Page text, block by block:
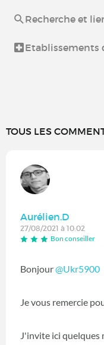
Recherche et
Etablissements
TOUS LES
Aurélien.D
27/08/2021 à 10:02
Bon conseiller
Bonjour@Ukr5900
Je vous remercie
J'invite ici quelques